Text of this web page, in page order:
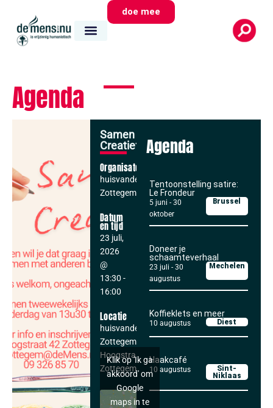
doe mee
Agenda
Samen
Creatief
Organisator
huisvandeMens
Zottegem
Datum
en tijd
23 juli,
2026
@
13:30 -
16:00
Locatie
huisvandeMens
Zottegem
Hoogstraat 42
Zottegem, 9620
Klik op 'Ik ga
akkoord' om
Google
maps in te
Agenda
Tentoonstelling satire:
Le Frondeur
5 juni - 30
oktober
Brussel
Doneer je
schaamteverhaal
23 juli - 30
augustus
Mechelen
Koffieklets en meer
10 augustus Diest
Haakcafé
10 augustus
Sint-
Niklaas